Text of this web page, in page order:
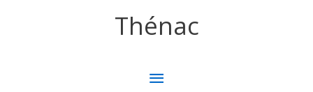
Thénac
MENU